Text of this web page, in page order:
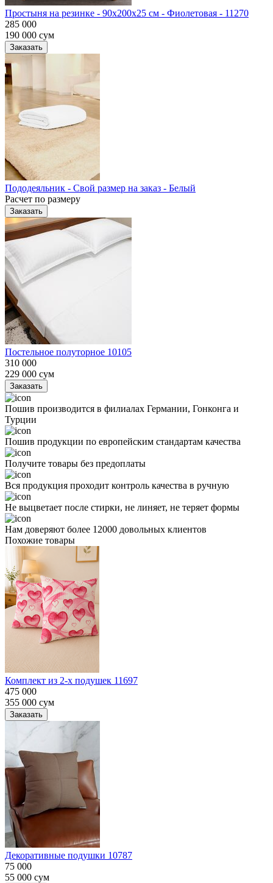
Простыня на резинке - 90x200x25 cм - Фиолетовая - 11270
285 000
190 000 сум
Заказать
Пододеяльник - Свой размер на заказ - Белый
Расчет по размеру
Заказать
Постельное полуторное 10105
310 000
229 000 сум
Заказать
Пошив производится в филиалах Германии, Гонконга и
Турции
Пошив продукции по европейским стандартам качества
Получите товары без предоплаты
Вся продукция проходит контроль качества в ручную
Не выцветает после стирки, не линяет, не теряет формы
Нам доверяют более 12000 довольных клиентов
Похожие товары
Комплект из 2-х подушек 11697
475 000
355 000 сум
Заказать
Декоративные подушки 10787
75 000
55 000 сум